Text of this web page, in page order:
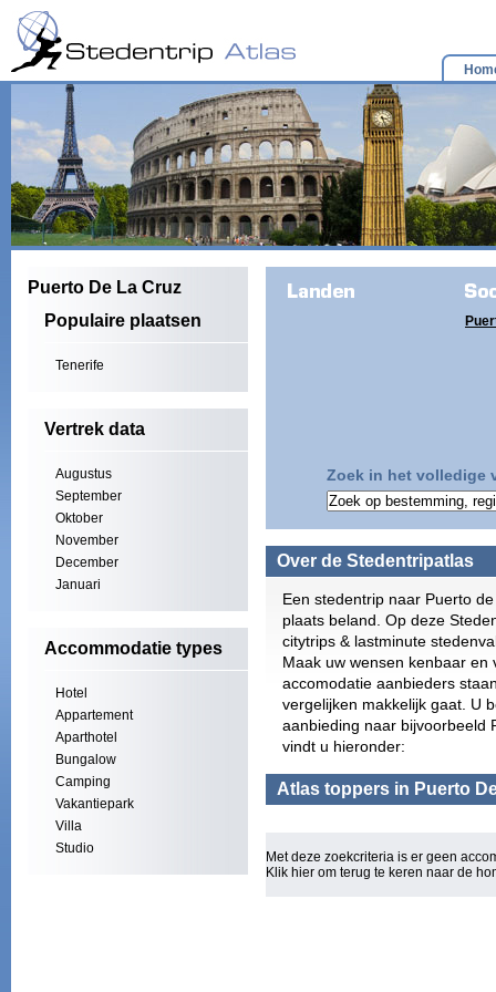
Puerto De La Cruz
Populaire plaatsen
Tenerife
Vertrek data
Augustus
September
Oktober
November
December
Januari
Accommodatie types
Hotel
Appartement
Aparthotel
Bungalow
Camping
Vakantiepark
Villa
Studio
Zoek in het volledige
Over de Stedentripatlas
Een stedentrip naar Puerto
plaats beland. Op deze
citytrips & lastminute
Maak uw wensen kenbaar en
accomodatie aanbieders
vergelijken makkelijk gaat. U
aanbieding naar bijvoorbeeld
vindt u hieronder:
Atlas toppers in Puerto
Met deze zoekcriteria is er geen
Klik hier om terug te keren naar de